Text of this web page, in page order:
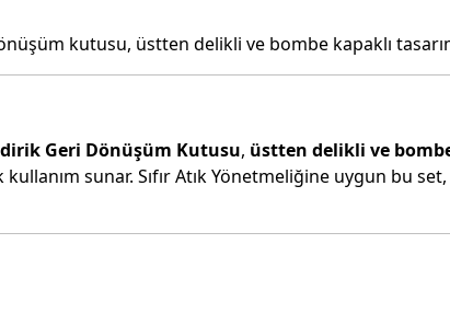
kutusu, üstten delikli ve bombe kapaklı
Geri Dönüşüm Kutusu, üstten delikli ve
sunar. Sıfır Atık Yönetmeliğine uygun bu set,